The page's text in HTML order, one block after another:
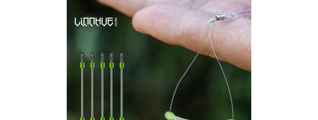
АКЦИЯ. УСПЕЙ КУПИТЬ! АКЦИЯ. УСПЕЙ КУПИТЬ!